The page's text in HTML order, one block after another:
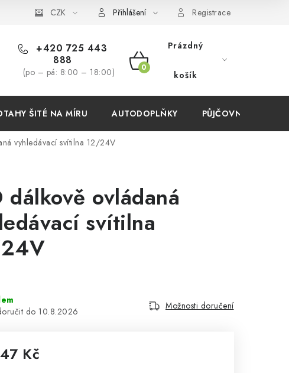
podmínky
CZK Přihlášení Registrace
+420 725 443
888
(po – pá: 8:00 – 18:00)
NÁKUPNÍ
Prázdný
košík
ŠITÉ NA MÍRU AUTODOPLŇKY PŮJČOVNA
vyhledávací svítilna 12/24V
dálkově ovládaná
svítilna
10.8.2026
Možnosti doručení
Kč